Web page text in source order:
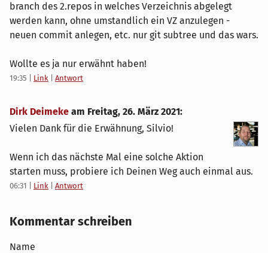
index 0000000,692f47e..692f47e
--- a/from_repo2/file2
repo1 î‚  main â¯ ls -al
total 20
drwxr-xr-x 4 sfr sfr 4096 Mar 25 15:04 .
drwxr-xr-x 4 sfr sfr 4096 Mar 25 14:58
branch des 2.repos in welches Verzeichnis abgelegt
werden kann, ohne umstandlich ein VZ anzulegen -
neuen commit anlegen, etc. nur git subtree und das wars.
Wollte es ja nur erwähnt haben!
19:35 Link Antwort
Dirk Deimeke am Freitag, 26. März 2021:
Vielen Dank für die Erwähnung, Silvio!
Wenn ich das nächste Mal eine solche Aktion
starten muss, probiere ich Deinen Weg auch einmal aus.
06:31 Link Antwort
Kommentar schreiben
Name